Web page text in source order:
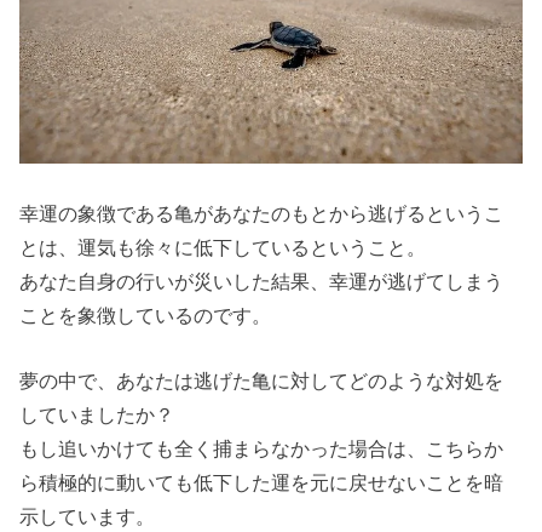
幸運の象徴である亀があなたのもとから逃げるというこ
とは、運気も徐々に低下しているということ。
あなた自身の行いが災いした結果、幸運が逃げてしまう
ことを象徴しているのです。
夢の中で、あなたは逃げた亀に対してどのような対処を
していましたか？
もし追いかけても全く捕まらなかった場合は、こちらか
ら積極的に動いても低下した運を元に戻せないことを暗
示しています。